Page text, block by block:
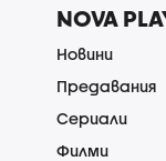
NOVA
Новини
Предавания
Сериали
Филми